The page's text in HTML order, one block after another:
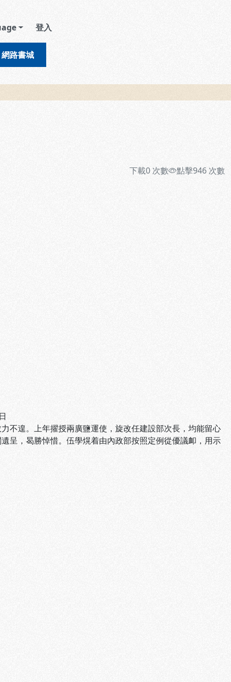
登入
網路書城
下載0 次數 點擊946 次數
不遑。上年擢授兩廣鹽運使，旋改任建設部次長，均能留心
呈，曷勝悼惜。伍學熀着由內政部按照定例從優議卹，用示